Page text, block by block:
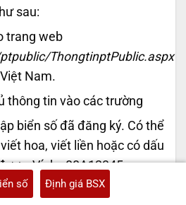
sau:
trang web
ThongtinptPublic.aspx
Nam.
thông tin vào các trường
biển số đã đăng ký. Có thể
hoa, viết liền hoặc có dấu
Ví dụ: 88A12345,
Nếu là biển 5 số màu
số Định giá BSX